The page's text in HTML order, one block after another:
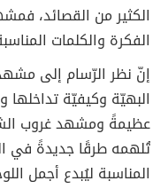
الكثير من القصائد،
الفكرة والكلمات
إنّ نظر الرّسام إلى
البهيّة وكيفيّة
عظيمةً ومشهد غروب
تُلهمه طرقًا جديدةً في
المناسبة ليُبدع أجمل